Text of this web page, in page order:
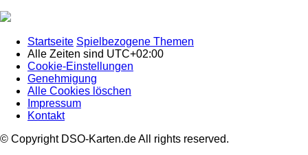
Startseite Spielbezogene Themen
Alle Zeiten sind UTC+02:00
Cookie-Einstellungen
Genehmigung
Alle Cookies löschen
Impressum
Kontakt
© Copyright DSO-Karten.de All rights reserved.